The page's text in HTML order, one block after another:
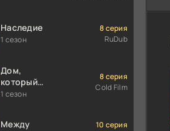
Наследие
1 сезон
8 серия
RuDub
Дом,
который
построили
1 сезон
8 серия
Cold Film
Между
10 серия